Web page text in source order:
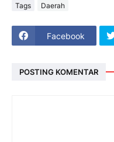
Tags Daerah
Facebook
POSTING KOMENTAR